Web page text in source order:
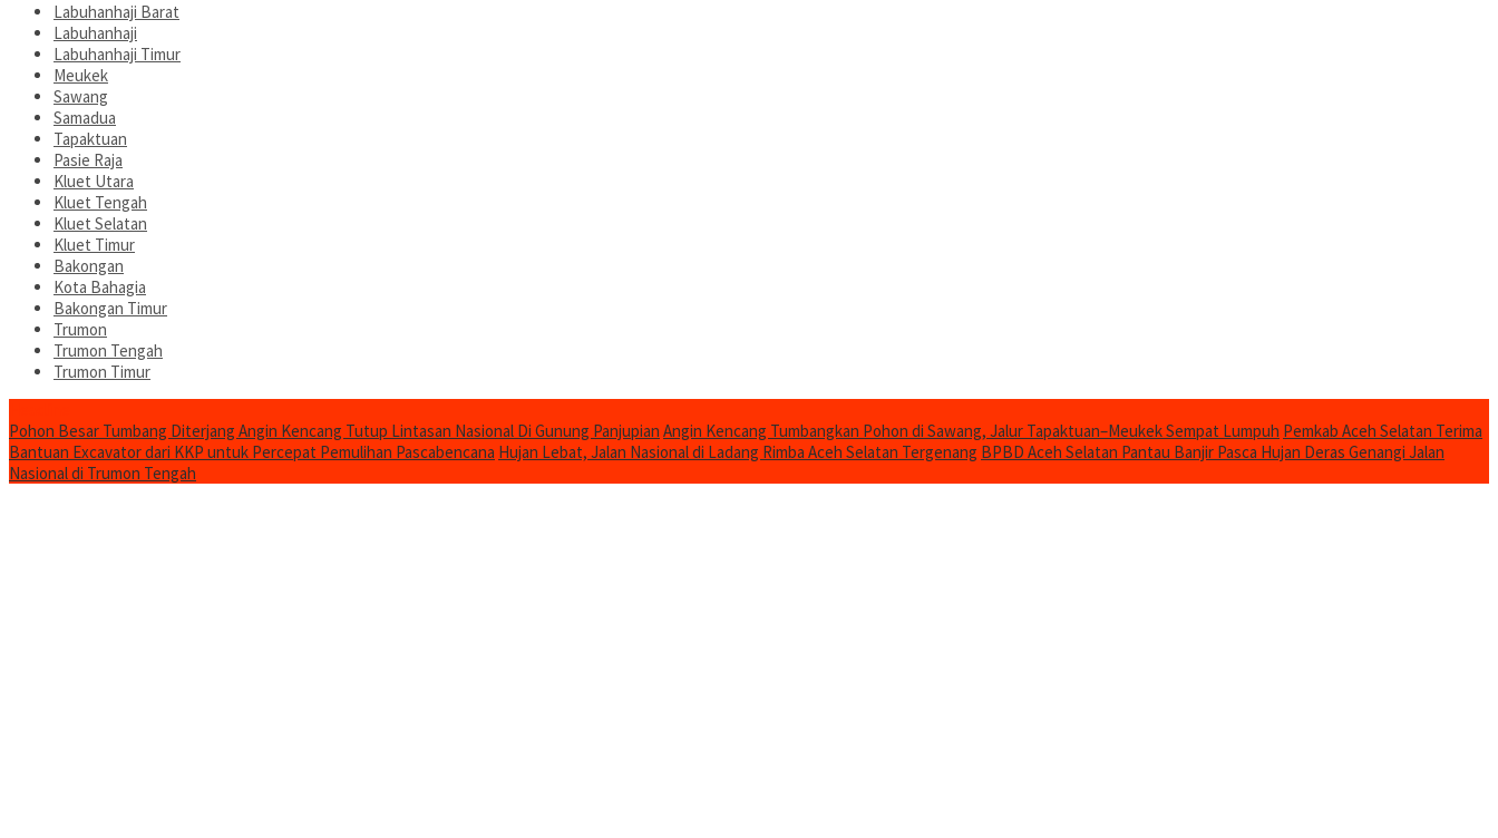
Labuhanhaji Barat
Labuhanhaji
Labuhanhaji Timur
Meukek
Sawang
Samadua
Tapaktuan
Pasie Raja
Kluet Utara
Kluet Tengah
Kluet Selatan
Kluet Timur
Bakongan
Kota Bahagia
Bakongan Timur
Trumon
Trumon Tengah
Trumon Timur
Pohon Besar Tumbang Diterjang Angin Kencang Tutup Lintasan Nasional Di Gunung Panjupian Angin Kencang Tumbangkan Pohon di Sawang, Jalur Tapaktuan–Meukek Sempat Lumpuh Pemkab Aceh Selatan Terima
Bantuan Excavator dari KKP untuk Percepat Pemulihan Pascabencana Hujan Lebat, Jalan Nasional di Ladang Rimba Aceh Selatan Tergenang BPBD Aceh Selatan Pantau Banjir Pasca Hujan Deras Genangi Jalan
Nasional di Trumon Tengah